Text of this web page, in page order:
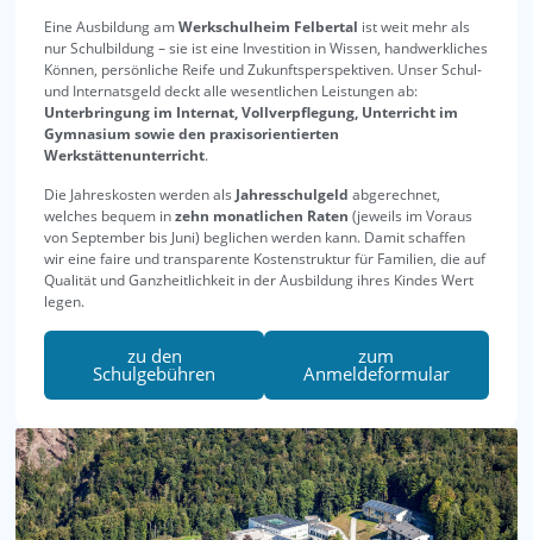
Eine Ausbildung amWerkschulheim Felbertal ist weit mehr als
nur Schulbildung – sie ist eine Investition in Wissen, handwerkliches
Können, persönliche Reife und Zukunftsperspektiven. Unser Schul-
und Internatsgeld deckt alle wesentlichen Leistungen ab:
Unterbringung im Internat, Vollverpflegung, Unterricht im
Gymnasium sowie den praxisorientierten
Werkstättenunterricht.
Die Jahreskosten werden als Jahresschulgeld abgerechnet,
welches bequem inzehn monatlichen Raten (jeweils im Voraus
von September bis Juni) beglichen werden kann. Damit schaffen
wir eine faire und transparente Kostenstruktur für Familien, die auf
Qualität und Ganzheitlichkeit in der Ausbildung ihres Kindes Wert
legen.
zu den
Schulgebühren
zum
Anmeldeformular